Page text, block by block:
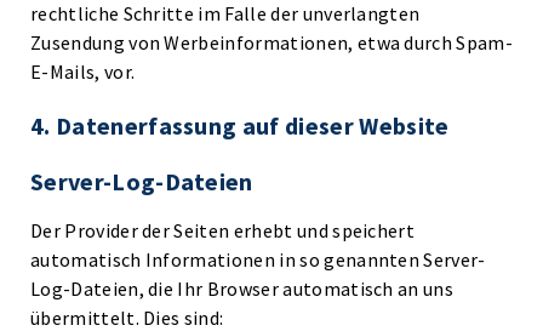
rechtliche Schritte im Falle der unverlangten
Zusendung von Werbeinformationen, etwa durch Spam-
E-Mails, vor.
4. Datenerfassung auf dieser Website
Server-Log-Dateien
Der Provider der Seiten erhebt und speichert
automatisch Informationen in so genannten Server-
Log-Dateien, die Ihr Browser automatisch an uns
übermittelt. Dies sind: